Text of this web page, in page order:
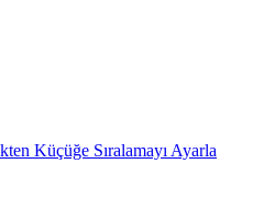
Küçüğe Sıralamayı Ayarla